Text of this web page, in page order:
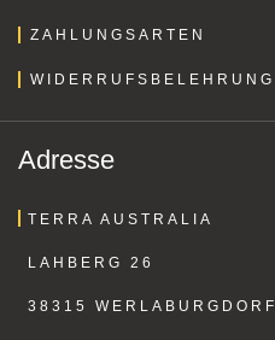
ZAHLUNGSARTEN
WIDERRUFSBELEHRUNG
Adresse
TERRA AUSTRALIA
LAHBERG 26
38315 WERLABURGDORF